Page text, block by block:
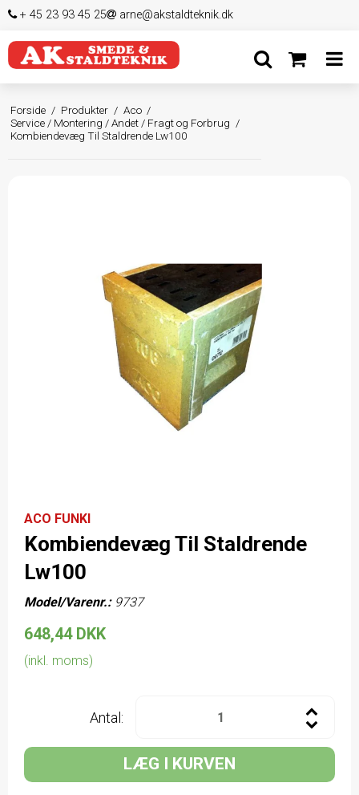
+ 45 23 93 45 25 arne@akstaldteknik.dk
Forside / Produkter / Aco /
Service / Montering / Andet / Fragt og Forbrug /
Kombiendevæg Til Staldrende Lw100
ACO FUNKI
Kombiendevæg Til Staldrende
Lw100
Model/Varenr.: 9737
648,44 DKK
(inkl. moms)
Antal:
LÆG I KURVEN